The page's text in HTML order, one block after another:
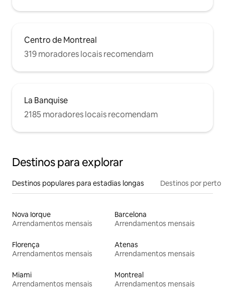
Centro de Montreal
319 moradores locais recomendam
La Banquise
2185 moradores locais recomendam
Destinos para explorar
Destinos populares para estadias longas Destinos por perto
Nova Iorque
Arrendamentos mensais
Barcelona
Arrendamentos mensais
Florença
Arrendamentos mensais
Atenas
Arrendamentos mensais
Miami
Arrendamentos mensais
Montreal
Arrendamentos mensais